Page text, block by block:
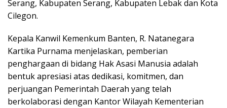
Serang, Kabupaten Serang, Kabupaten Lebak dan Kota
Cilegon.
Kepala Kanwil Kemenkum Banten, R. Natanegara
Kartika Purnama menjelaskan, pemberian
penghargaan di bidang Hak Asasi Manusia adalah
bentuk apresiasi atas dedikasi, komitmen, dan
perjuangan Pemerintah Daerah yang telah
berkolaborasi dengan Kantor Wilayah Kementerian